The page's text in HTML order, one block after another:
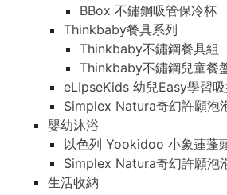
BBox 不鏽鋼吸管保冷杯
Thinkbaby餐具系列
Thinkbaby不鏽鋼餐具組
Thinkbaby不鏽鋼兒童餐
eLIpseKids 幼兒Easy學習
Simplex Natura奇幻許願泡
嬰幼沐浴
以色列 Yookidoo 小象蓮蓬
Simplex Natura奇幻許願泡
生活收納